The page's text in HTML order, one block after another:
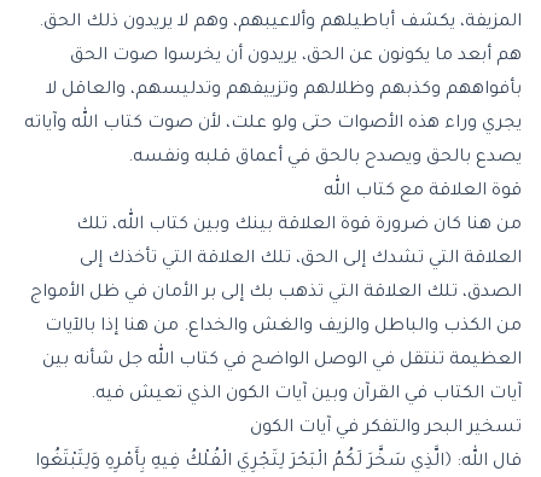
المزيفة، يكشف أباطيلهم وألاعيبهم، وهم لا يريدون ذلك الحق.
هم أبعد ما يكونون عن الحق، يريدون أن يخرسوا صوت الحق
بأفواههم وكذبهم وظلالهم وتزييفهم وتدليسهم، والعاقل لا
يجري وراء هذه الأصوات حتى ولو علت، لأن صوت كتاب الله وآياته
يصدع بالحق ويصدح بالحق في أعماق قلبه ونفسه.
قوة العلاقة مع كتاب الله
من هنا كان ضرورة قوة العلاقة بينك وبين كتاب الله، تلك
العلاقة التي تشدك إلى الحق، تلك العلاقة التي تأخذك إلى
الصدق، تلك العلاقة التي تذهب بك إلى بر الأمان في ظل الأمواج
من الكذب والباطل والزيف والغش والخداع. من هنا إذا بالآيات
العظيمة تنتقل في الوصل الواضح في كتاب الله جل شأنه بين
آيات الكتاب في القرآن وبين آيات الكون الذي تعيش فيه.
تسخير البحر والتفكر في آيات الكون
قال الله: ﴿الَّذِي سَخَّرَ لَكُمُ الْبَحْرَ لِتَجْرِيَ الْفُلْكُ فِيهِ بِأَمْرِهِ وَلِتَبْتَغُوا